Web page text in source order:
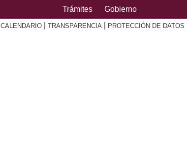
Trámites Gobierno
CALENDARIO TRANSPARENCIA PROTECCIÓN DE DATOS